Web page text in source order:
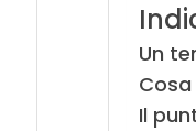
Un
Il